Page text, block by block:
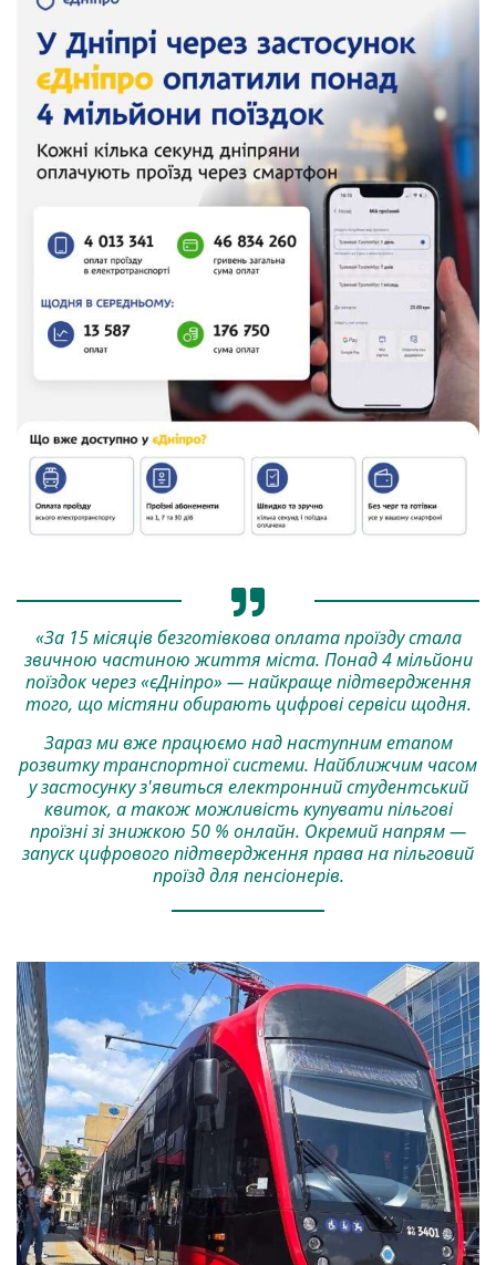
«За 15 місяців безготівкова оплата проїзду стала
звичною частиною життя міста. Понад 4 мільйони
поїздок через «єДніпро» — найкраще підтвердження
того, що містяни обирають цифрові сервіси щодня.
Зараз ми вже працюємо над наступним етапом
розвитку транспортної системи. Найближчим часом
у застосунку з'явиться електронний студентський
квиток, а також можливість купувати пільгові
проїзні зі знижкою 50 % онлайн. Окремий напрям —
запуск цифрового підтвердження права на пільговий
проїзд для пенсіонерів.